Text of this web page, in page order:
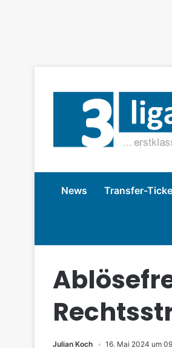
News Transfer-
Julian Koch 16. Mai 2024 um